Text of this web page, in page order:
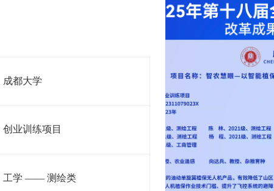
成都大学
创业训练项目
工学 —— 测绘类